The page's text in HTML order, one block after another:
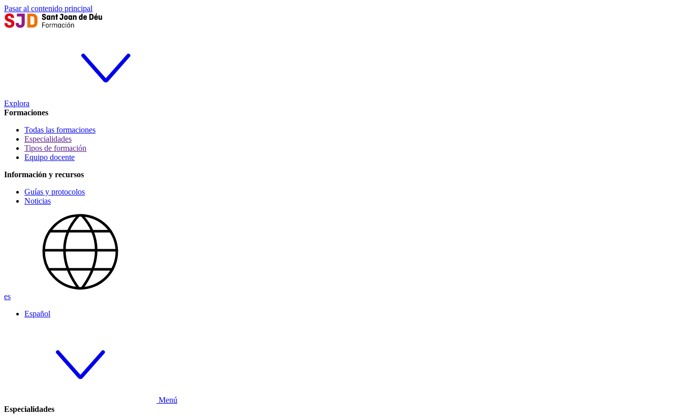
Pasar al contenido principal
Explora
Formaciones
Todas las formaciones
Especialidades
Tipos de formación
Equipo docente
Información y recursos
Guías y protocolos
Noticias
es
Español
Menú
Especialidades